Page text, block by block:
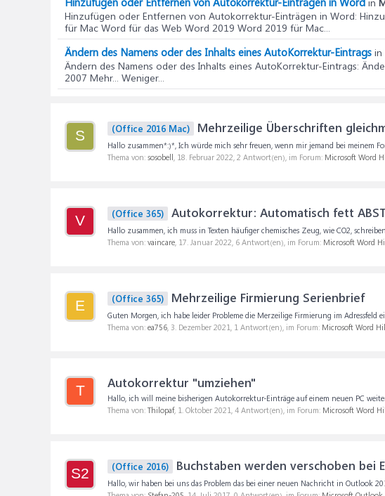
Hinzufügen oder Entfernen von Autokorrektur-Einträgen in Word:
für Mac Word für das Web Word 2019 Word 2019 für Mac...
Ändern des Namens oder des Inhalts eines AutoKorrektur-Eintrags in
Ändern des Namens oder des Inhalts eines AutoKorrektur-Eintrags:
2007 Mehr... Weniger...
S (Office 2016 Mac) Mehrzeilige Überschriften
Hallo zusammen*:)*, Ich würde mich sehr freuen, wenn mir jemand bei meinem
Thema von: sosobell, 18. Februar 2022, 2 Antwort(en), im Forum: Microsoft Word
V (Office 365) Autokorrektur: Automatisch fett
Hallo zusammen, ich muss in Texten häufiger chemisches Zeug, wie CO2,
Thema von: vaincare, 17. Januar 2022, 6 Antwort(en), im Forum: Microsoft Word
E (Office 365) Mehrzeilige Firmierung Serienbrief
Guten Morgen, ich habe leider Probleme die Merzeilige Firmierung im Adressfeld
Thema von: ea756, 3. Dezember 2021, 1 Antwort(en), im Forum: Microsoft Word
T Autokorrektur "umziehen"
Hallo, ich will meine bisherigen Autokorrektur-Einträge auf einem neuen PC
Thema von: Thilopaf, 1. Oktober 2021, 4 Antwort(en), im Forum: Microsoft Word
S2 (Office 2016) Buchstaben werden verschoben bei
Hallo, wir haben bei uns das Problem das bei einer neuen Nachricht in Outlook